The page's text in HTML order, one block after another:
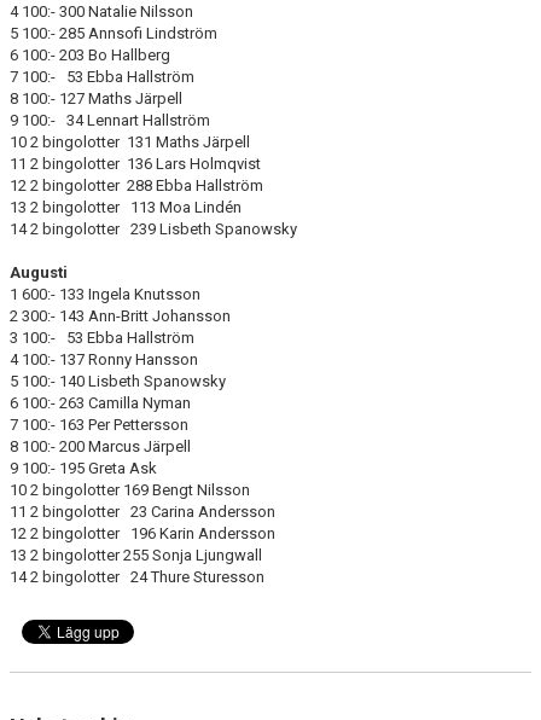
KALENDER
GDPR
MATCHER
VÅRA KLUBBKLÄDER
HITTA HIT
4 100:- 300 Natalie Nilsson
5 100:- 285 Annsofi Lindström
6 100:- 203 Bo Hallberg
7 100:- 53 Ebba Hallström
8 100:- 127 Maths Järpell
9 100:- 34 Lennart Hallström
10 2 bingolotter 131 Maths Järpell
11 2 bingolotter 136 Lars Holmqvist
12 2 bingolotter 288 Ebba Hallström
13 2 bingolotter 113 Moa Lindén
14 2 bingolotter 239 Lisbeth Spanowsky
Augusti
1 600:- 133 Ingela Knutsson
2 300:- 143 Ann-Britt Johansson
3 100:- 53 Ebba Hallström
4 100:- 137 Ronny Hansson
5 100:- 140 Lisbeth Spanowsky
6 100:- 263 Camilla Nyman
7 100:- 163 Per Pettersson
8 100:- 200 Marcus Järpell
9 100:- 195 Greta Ask
10 2 bingolotter 169 Bengt Nilsson
11 2 bingolotter 23 Carina Andersson
12 2 bingolotter 196 Karin Andersson
13 2 bingolotter 255 Sonja Ljungwall
14 2 bingolotter 24 Thure Sturesson